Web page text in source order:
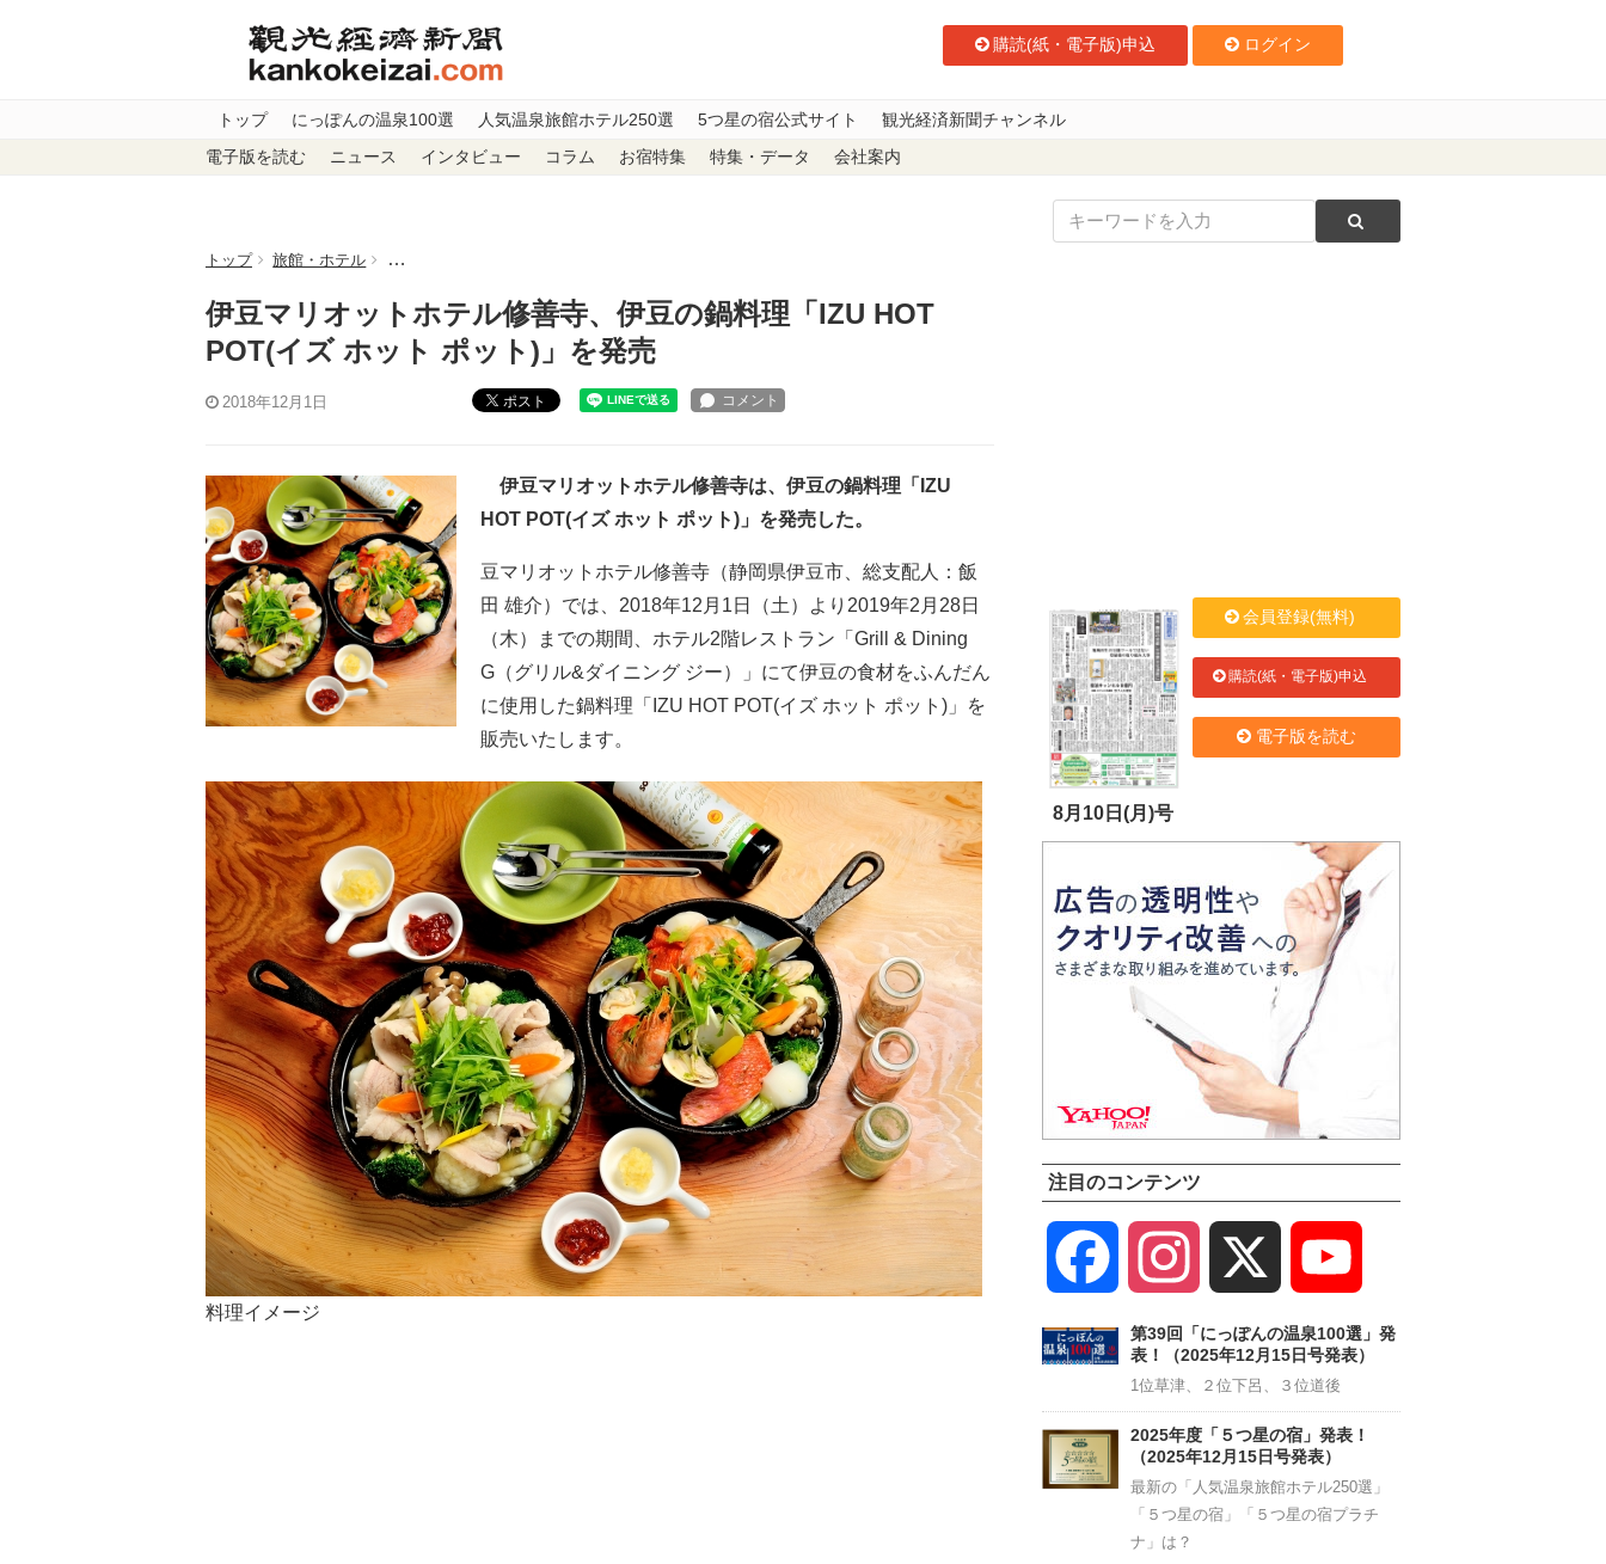
購読(紙・電子版)申込 ログイン
トップ にっぽんの温泉100選 人気温泉旅館ホテル250選 5つ星の宿公式サイト 観光経済新聞チャンネル
電子版を読む ニュース インタビュー コラム お宿特集 特集・データ 会社案内
トップ 旅館・ホテル 伊豆マリオットホテル修善寺、伊豆の鍋料理「IZU HOT POT(イズ ホット ポット)」を発売
伊豆マリオットホテル修善寺、伊豆の鍋料理「IZU HOT
POT(イズ ホット ポット)」を発売
2018年12月1日 ポスト
伊豆マリオットホテル修善寺は、伊豆の鍋料理「IZU
HOT POT(イズ ホット ポット)」を発売した。
豆マリオットホテル修善寺（静岡県伊豆市、総支配人：飯
田 雄介）では、2018年12月1日（土）より2019年2月28日
（木）までの期間、ホテル2階レストラン「Grill & Dining
G（グリル&ダイニング ジー）」にて伊豆の食材をふんだん
に使用した鍋料理「IZU HOT POT(イズ ホット ポット)」を
販売いたします。
料理イメージ
8月10日(月)号
会員登録(無料)
購読(紙・電子版)申込
電子版を読む
注目のコンテンツ
Facebook Instagram
Channel
第39回「にっぽんの温泉100選」発
表！（2025年12月15日号発表）
1位草津、２位下呂、３位道後
2025年度「５つ星の宿」発表！
（2025年12月15日号発表）
最新の「人気温泉旅館ホテル250選」
「５つ星の宿」「５つ星の宿プラチ
ナ」は？